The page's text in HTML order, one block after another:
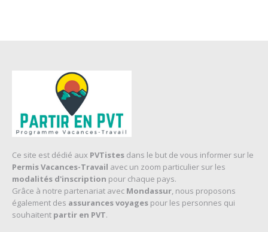
Ce site est dédié aux PVTistes dans le but de vous informer sur le
Permis Vacances-Travail avec un zoom particulier sur les
modalités d'inscription pour chaque pays.
Grâce à notre partenariat avec Mondassur, nous proposons
également des assurances voyages pour les personnes qui
souhaitent partir en PVT.